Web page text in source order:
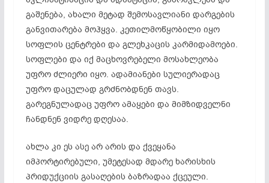
გაშენება, ახალი მეტად შემოსავლიანი დარგების
განვითარება მოჰყვა. კეთილმოწყობილი იყო
სოფლის ცენტრები და გლეხკაცის კარმიდამოები.
სოფლები და იქ მაცხოვრებელი მოსახლეობა
უფრო ძლიერი იყო. ადამიანები სულიერადაც
უფრო დაცულად გრძნობდნენ თავს.
გარეგნულადაც უფრო ამაყები და მიმზიდველნი
ჩანდნენ ვიდრე დღესაა.
ახლა კი ეს ასე არ არის და ქვეყანა
იმპორტირებული, უმეტესად მდარე ხარისხის
პრიდუქციის გასაღების ბაზრადაა ქცეული.